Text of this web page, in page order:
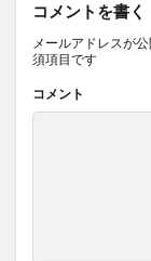
コメントを書く
メールアドレスが
須項目です
コメント